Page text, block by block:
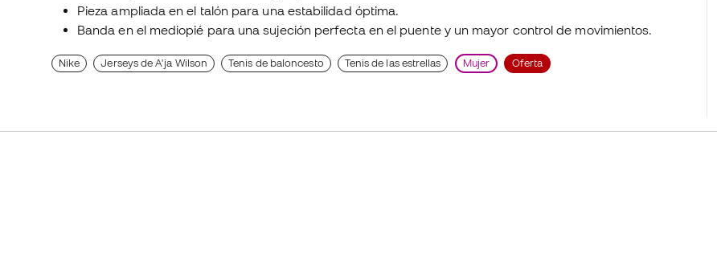
Pieza ampliada en el talón para una estabilidad óptima.
Banda en el mediopié para una sujeción perfecta en el puente y un mayor control de movimientos.
Nike Jerseys de A'ja Wilson Tenis de baloncesto Tenis de las estrellas Mujer Oferta